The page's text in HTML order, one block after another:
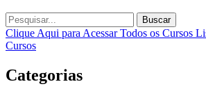
Buscar
Clique Aqui para Acessar Todos os Cursos
Cursos
Categorias